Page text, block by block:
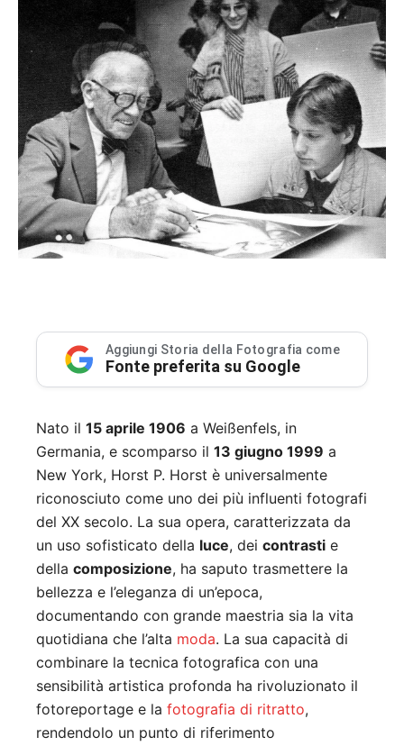
Aggiungi Storia della Fotografia come
Fonte preferita su Google
Nato il 15 aprile 1906 a Weißenfels, in
Germania, e scomparso il 13 giugno 1999 a
New York, Horst P. Horst è universalmente
riconosciuto come uno dei più influenti fotografi
del XX secolo. La sua opera, caratterizzata da
un uso sofisticato della luce, dei contrasti e
della composizione, ha saputo trasmettere la
bellezza e l’eleganza di un’epoca,
documentando con grande maestria sia la vita
quotidiana che l’alta moda. La sua capacità di
combinare la tecnica fotografica con una
sensibilità artistica profonda ha rivoluzionato il
fotoreportage e la fotografia di ritratto,
rendendolo un punto di riferimento